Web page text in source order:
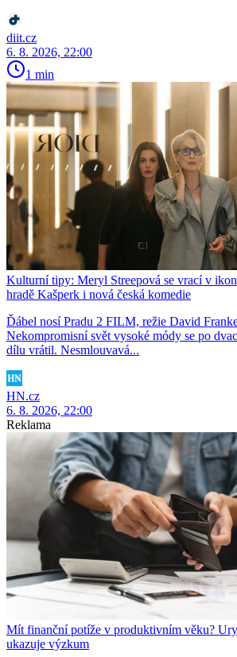
diit.cz
6. 8. 2026, 22:00
1 min
Kulturní tipy: Meryl Streepová se vrací v
hradě Kašperk i nová česká komedie
Ďábel nosí Pradu 2 FILM, režie David
Nekompromisní svět vysoké módy se po
dílu vrátil. Nesmlouvavá...
HN.cz
6. 8. 2026, 22:00
Reklama
Mít finanční potíže v produktivním věku?
ukazuje výzkum